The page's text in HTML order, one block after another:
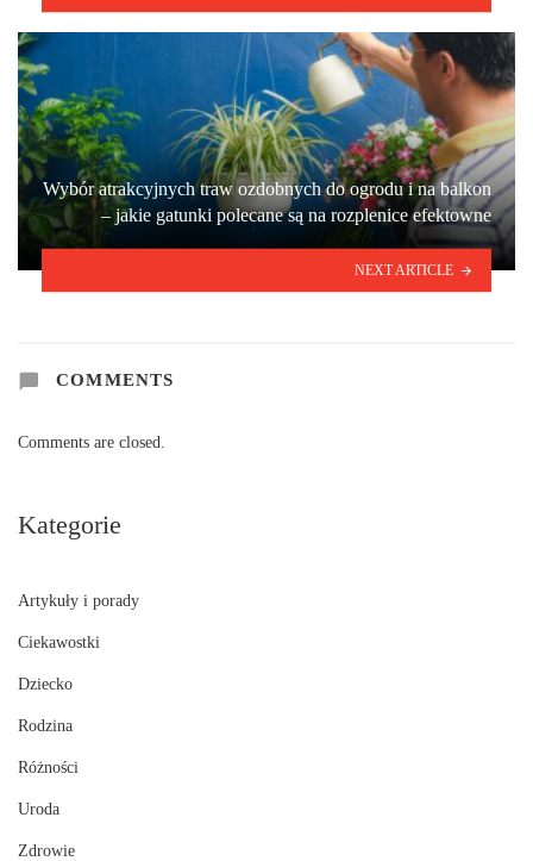
Wybór atrakcyjnych traw ozdobnych do ogrodu i na balkon
– jakie gatunki polecane są na rozplenice efektowne
NEXT ARTICLE
COMMENTS
Comments are closed.
Kategorie
Artykuły i porady
Ciekawostki
Dziecko
Rodzina
Różności
Uroda
Zdrowie